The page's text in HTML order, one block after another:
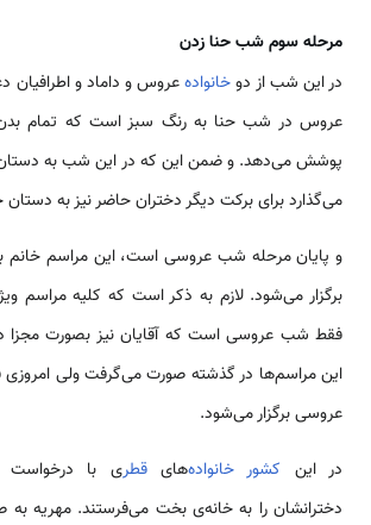
مرحله سوم شب حنا زدن
در این شب از دوخانوادهعروس و داماد و
عروس در شب حنا به رنگ سبز است که تمام بدن
پوشش می‌دهد. و ضمن این که در این شب به
می‌گذارد برای برکت دیگر دختران حاضر نیز به دستان
و پایان مرحله شب عروسی است، این مراسم خانم
برگزار می‌شود. لازم به ذکر است که کلیه مراسم
فقط شب عروسی است که آقایان نیز بصورت مجزا
این مراسم‌ها در گذشته صورت می‌گرفت ولی
عروسی برگزار می‌شود.
در این کشور خانواده‌هایقطری با درخواست
دخترانشان را به خانه‌ی بخت می‌فرستند. مهریه به